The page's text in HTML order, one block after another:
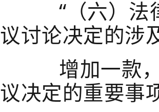
“（六）法
议讨论决定的涉
增加一款，
议决定的重要事